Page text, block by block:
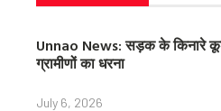
Unnao News: सड़क के किनारे
ग्रामीणों का धरना
July 6, 2026